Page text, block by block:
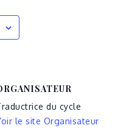
du cycle
le site Organisateur